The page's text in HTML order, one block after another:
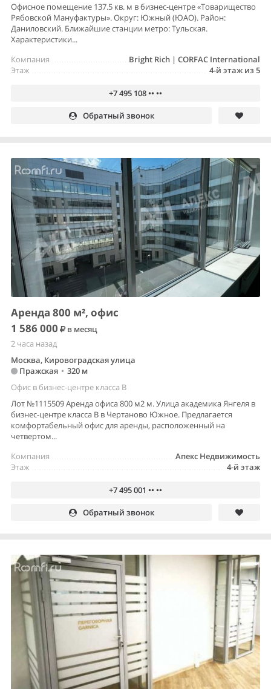
Офисное помещение 137.5 кв. м в бизнес-центре «Товарищество
Рябовской Мануфактуры». Округ: Южный (ЮАО). Район:
Даниловский. Ближайшие станции метро: Тульская.
Характеристики...
Bright Rich | CORFAC International
Компания
4-й этаж из 5
Этаж
+7 495 108 •• ••
Обратный звонок
Аренда 800 м², офис
1 586 000
в месяц
2 часа назад
Москва, Кировоградская улица
Пражская • 320 м
Офис в бизнес-центре класса B
Лот №1115509 Аренда офиса 800 м2 м. Улица академика Янгеля в
бизнес-центре класса В в Чертаново Южное. Предлагается
комфортабельный офис для аренды, расположенный на
четвертом...
Апекс Недвижимость
Компания
4-й этаж
Этаж
+7 495 001 •• ••
Обратный звонок